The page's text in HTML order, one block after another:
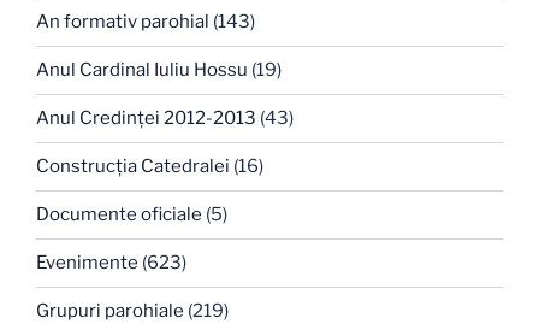
An formativ parohial (143)
Anul Cardinal Iuliu Hossu (19)
Anul Credinţei 2012-2013 (43)
Construcţia Catedralei (16)
Documente oficiale (5)
Evenimente (623)
Grupuri parohiale (219)